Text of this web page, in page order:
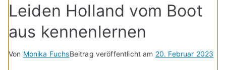
Leiden Holland vom Boot
aus kennenlernen
Von Monika FuchsBeitrag veröffentlicht am 20. Februar 2023